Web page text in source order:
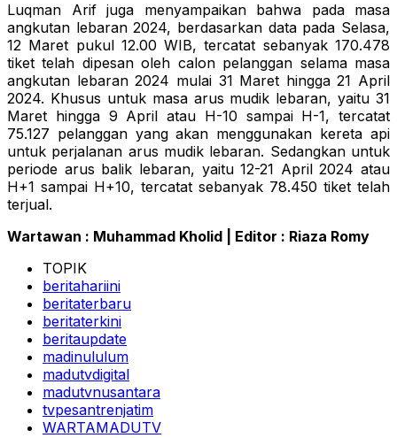
Luqman Arif juga menyampaikan bahwa pada masa
angkutan lebaran 2024, berdasarkan data pada Selasa,
12 Maret pukul 12.00 WIB, tercatat sebanyak 170.478
tiket telah dipesan oleh calon pelanggan selama masa
angkutan lebaran 2024 mulai 31 Maret hingga 21 April
2024. Khusus untuk masa arus mudik lebaran, yaitu 31
Maret hingga 9 April atau H-10 sampai H-1, tercatat
75.127 pelanggan yang akan menggunakan kereta api
untuk perjalanan arus mudik lebaran. Sedangkan untuk
periode arus balik lebaran, yaitu 12-21 April 2024 atau
H+1 sampai H+10, tercatat sebanyak 78.450 tiket telah
terjual.
Wartawan : Muhammad Kholid | Editor : Riaza Romy
TOPIK
beritahariini
beritaterbaru
beritaterkini
beritaupdate
madinululum
madutvdigital
madutvnusantara
tvpesantrenjatim
WARTAMADUTV